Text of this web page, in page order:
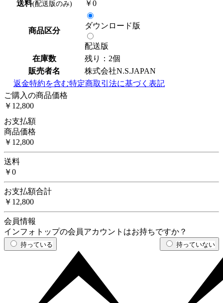
送料(配送版のみ) ￥0
商品区分
ダウンロード版
配送版
在庫数
残り：2個
販売者名
株式会社N.S.JAPAN
返金特約を含む特定商取引法に基づく表記
ご購入の商品価格
￥12,800
お支払額
商品価格
￥12,800
送料
￥0
お支払額合計
￥12,800
会員情報
インフォトップの会員アカウントはお持ちですか？
持っている 持っていない